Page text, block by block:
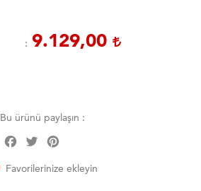
9.129,00
Bu ürünü paylaşın :
Facebook
Twitter
Favorilerinize ekleyin